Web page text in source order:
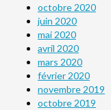
octobre 2020
juin 2020
mai 2020
avril 2020
mars 2020
février 2020
novembre 2019
octobre 2019